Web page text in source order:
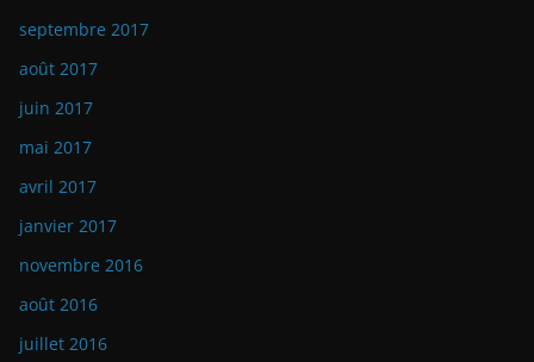
septembre 2017
août 2017
juin 2017
mai 2017
avril 2017
janvier 2017
novembre 2016
août 2016
juillet 2016